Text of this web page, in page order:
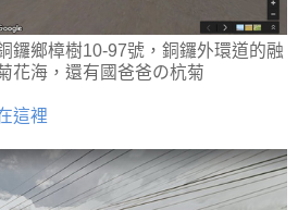
鑼鄉樟樹10-97號，銅鑼外環道的融
花海，還有國爸爸の杭菊
這裡